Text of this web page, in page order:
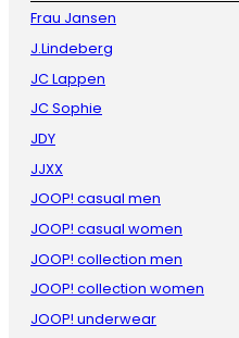
Frau Jansen
J.Lindeberg
JC Lappen
JC Sophie
JDY
JJXX
JOOP! casual men
JOOP! casual women
JOOP! collection men
JOOP! collection women
JOOP! underwear